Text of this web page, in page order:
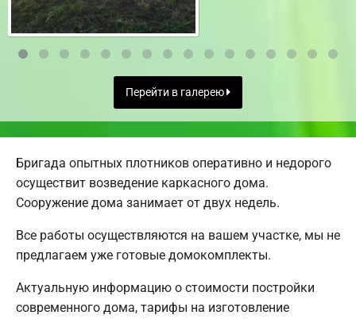
Перейти в галерею
Бригада опытных плотников оперативно и недорого
осуществит возведение каркасного дома.
Сооружение дома занимает от двух недель.
Все работы осуществляются на вашем участке, мы не
предлагаем уже готовые домокомплекты.
Актуальную информацию о стоимости постройки
современного дома, тарифы на изготовление